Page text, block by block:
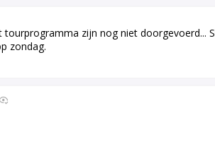
zijn nog niet doorgevoerd...
zondag.